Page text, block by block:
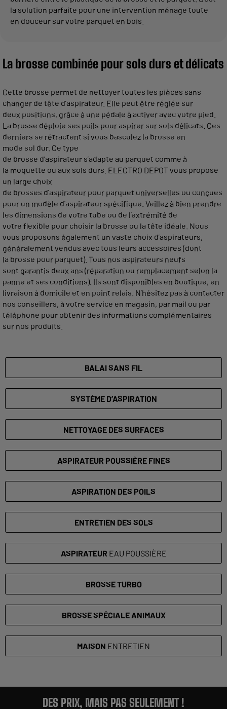
la solution parfaite pour une intervention ménage toute
en douceur sur votre parquet en bois.
La brosse combinée pour sols durs et délicats
Cette brosse permet de nettoyer toutes les pièces sans
changer de tête d’aspirateur. Elle peut être réglée sur
deux positions, grâce à une pédale à activer avec votre pied.
La brosse déploie ses poils pour aspirer sur sols délicats. Ces
derniers se rétractent si vous basculez la brosse en
mode sol dur. Ce type
de brosse d’aspirateur s’adapte au parquet comme à
la moquette ou aux sols durs. ELECTRO DEPOT vous propose
un large choix
de brosses d’aspirateur pour parquet universelles ou conçues
pour un modèle d’aspirateur spécifique. Veillez à bien prendre
les dimensions de votre tube ou de l’extrémité de
votre flexible pour choisir la brosse ou la tête idéale. Nous
vous proposons également un vaste choix d’aspirateurs,
généralement vendus avec tous leurs accessoires (dont
la brosse pour parquet). Tous nos aspirateurs neufs
sont garantis deux ans (réparation ou remplacement selon la
panne et ses conditions). Ils sont disponibles en boutique, en
livraison à domicile et en point relais. N’hésitez pas à contacter
nos conseillers, à votre service en magasin, par mail ou par
téléphone pour obtenir des informations complémentaires
sur nos produits.
BALAI SANS FIL
SYSTÈME D’ASPIRATION
NETTOYAGE DES SURFACES
ASPIRATEUR POUSSIÈRE FINES
ASPIRATION DES POILS
ENTRETIEN DES SOLS
ASPIRATEUR EAU POUSSIÈRE
BROSSETURBO
BROSSESPÉCIALE ANIMAUX
MAISON ENTRETIEN
DES PRIX, MAIS PAS SEULEMENT !